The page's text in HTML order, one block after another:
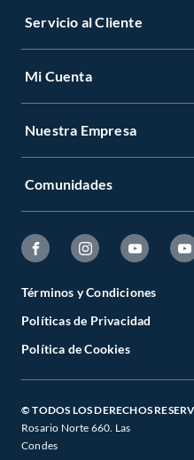
Servicio al Cliente
Mi Cuenta
Nuestra Empresa
Comunidades
Términos y Condiciones
Políticas de Privacidad
Política de Cookies
© TODOS LOS DERECHOS
Rosario Norte 660. Las
Condes